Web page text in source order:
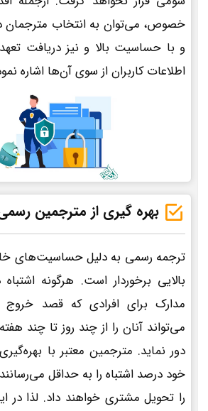
خصوص، می‌توان به انتخاب مترجمان
و با حساسیت بالا و نیز دریافت
اطلاعات کاربران از سوی آن‌ها اشاره
بهره گیری از مترجمین
ترجمه رسمی به دلیل حساسیت‌های
بالایی برخوردار است. هرگونه
مدارک برای افرادی که قصد خروج
می‌تواند آنان را از چند روز تا چند
دور نماید. مترجمین معتبر با
خود درصد اشتباه را به حداقل
را تحویل مشتری خواهند داد. لذا در